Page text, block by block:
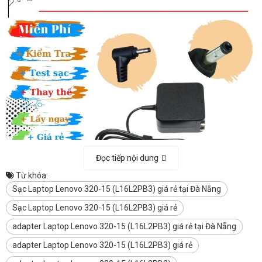
Laptop cũ Đà Nẵng(leminhSTORE) chuyênmua bánLaptop cũ
xách tay, linh kiện LAPTOP, sửa chữa LAPTOP
Nẵng với giá hợp lý.
Đọc tiếp nội dung
Từ khóa:
Sạc Laptop Lenovo 320-15 (L16L2PB3) giá rẻ tại Đà Nẵng
Sạc Laptop Lenovo 320-15 (L16L2PB3) giá rẻ
adapter Laptop Lenovo 320-15 (L16L2PB3) giá rẻ tại Đà Nẵng
adapter Laptop Lenovo 320-15 (L16L2PB3) giá rẻ